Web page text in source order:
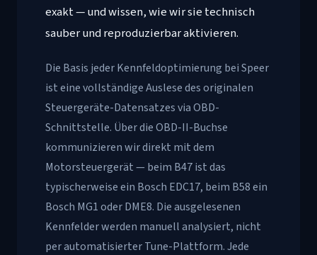
exakt — und wissen, wie wir sie technisch
sauber und reproduzierbar aktivieren.
Die Basis jeder Kennfeldoptimierung bei Speer
ist eine vollständige Auslese des originalen
Steuergeräte-Datensatzes via OBD-
Schnittstelle. Über die OBD-II-Buchse
kommunizieren wir direkt mit dem
Motorsteuergerät — beim B47 ist das
typischerweise ein Bosch EDC17, beim B58 ein
Bosch MG1 oder DME8. Die ausgelesenen
Kennfelder werden manuell analysiert, nicht
per automatisierter Tune-Plattform. Jede